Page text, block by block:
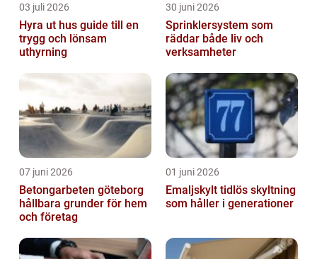
03 juli 2026
Hyra ut hus guide till en
trygg och lönsam
uthyrning
30 juni 2026
Sprinklersystem som
räddar både liv och
verksamheter
07 juni 2026
Betongarbeten göteborg
hållbara grunder för hem
och företag
01 juni 2026
Emaljskylt tidlös skyltning
som håller i generationer